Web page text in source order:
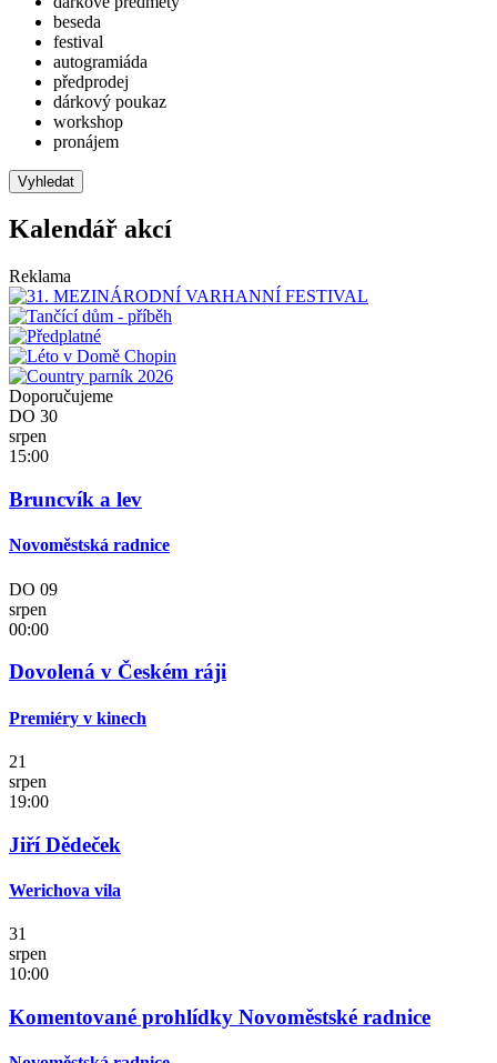
beseda
festival
autogramiáda
předprodej
dárkový poukaz
workshop
pronájem
Vyhledat
Kalendář akcí
Reklama
Doporučujeme
DO 30
srpen
15:00
Bruncvík a lev
Novoměstská radnice
DO 09
srpen
00:00
Dovolená v Českém ráji
Premiéry v kinech
21
srpen
19:00
Jiří Dědeček
Werichova vila
31
srpen
10:00
Komentované prohlídky Novoměstské radnice